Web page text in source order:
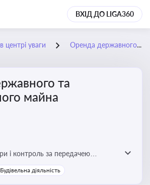
ВХІД ДО LIGA360
центрі уваги Оренда державного та комунального майна
та
майна
і контроль за передачею
майна в оренду. Кейси
майна
Будівельна діяльність